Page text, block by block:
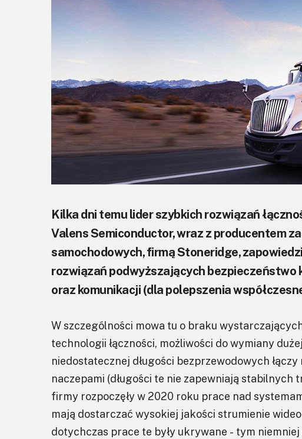
Kilka dni temu lider szybkich rozwiązań
Valens Semiconductor, wraz z producentem
samochodowych, firmą Stoneridge,
rozwiązań podwyższających bezpieczeństwo
oraz komunikacji (dla polepszenia
W szczególności mowa tu o braku
technologii łączności, możliwości do wymiany
niedostatecznej długości bezprzewodowych
naczepami (długości te nie zapewniają stabilnych
firmy rozpoczęły w 2020 roku prace nad
mają dostarczać wysokiej jakości strumienie wideo
dotychczas prace te były ukrywane - tym niemniej